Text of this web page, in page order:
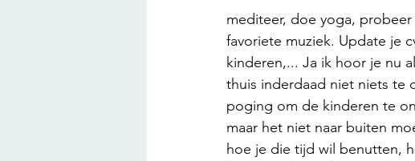
mediteer, doe yoga,
favoriete muziek. Update je
kinderen,... Ja ik hoor je nu
thuis inderdaad niet niets te
poging om de kinderen te
maar het niet naar buiten
hoe je die tijd wil benutten,